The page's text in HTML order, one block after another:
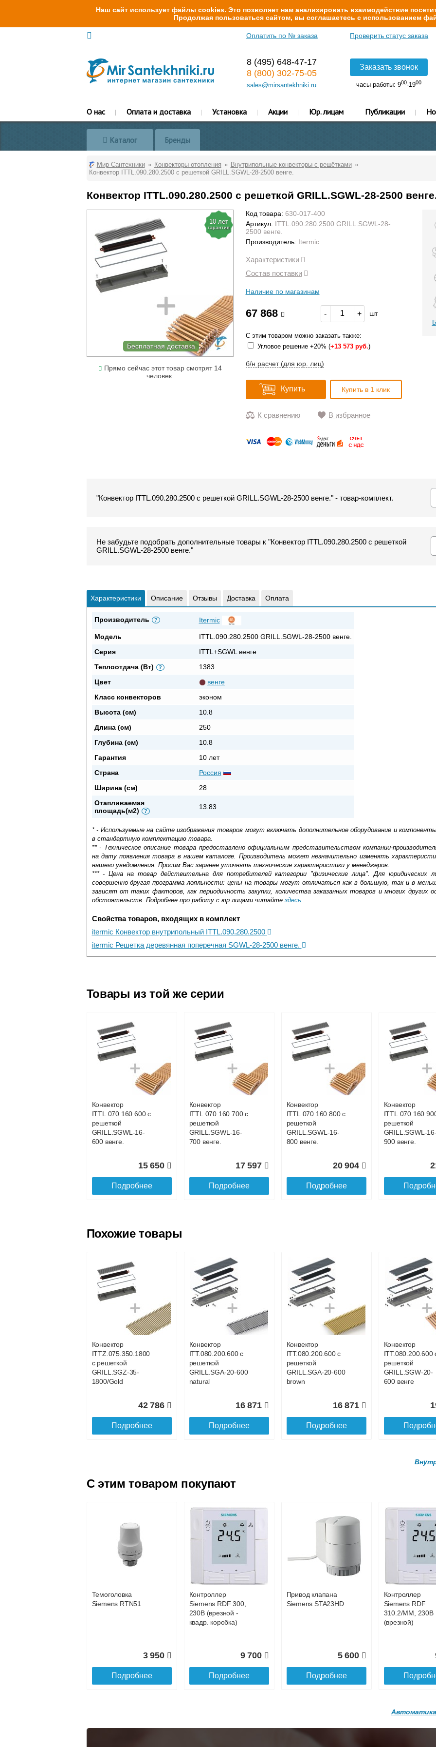
Наш сайт использует файлы cookies. Это позволяет нам анализировать взаимодействие
Продолжая пользоваться сайтом, вы соглашаетесь с использованием
Оплатить по № заказа Проверить статус заказа
8 (495) 648-47-17
8 (800) 302-75-05
sales@mirsantekhniki.ru
Заказать звонок
часы работы: 900-1900
О нас Оплата и доставка Установка Акции Юр. лицам Публикации
Каталог Бренды
Мир Сантехники Конвекторы отопления
Внутрипольные конвекторы с решётками
Конвектор ITTL.090.280.2500 с решеткой GRILL.SGWL-28-2500 венге.
Конвектор ITTL.090.280.2500 с решеткой GRILL.SGWL-28-2500
10 лет
гарантия
Бесплатная доставка
Прямо сейчас этот товар смотрят 14
человек.
Код товара: 630-017-400
Артикул: ITTL.090.280.2500 GRILL.SGWL-28-
2500 венге.
Производитель: Itermic
Характеристики
Состав поставки
Наличие по магазинам
67 868 - + шт
С этим товаром можно заказать также:
Угловое решение +20% (+13 573 руб.)
б/н расчет (для юр. лиц)
Купить Купить в 1 клик
К сравнению В избранное
"Конвектор ITTL.090.280.2500 с решеткой GRILL.SGWL-28-2500 венге." - товар-комплект.
Не забудьте подобрать дополнительные товары к "Конвектор ITTL.090.280.2500 с решеткой
GRILL.SGWL-28-2500 венге."
Характеристики Описание Отзывы Доставка Оплата
Производитель ? Itermic
Модель
ITTL.090.280.2500 GRILL.SGWL-28-2500 венге.
Серия
ITTL+SGWL венге
Теплоотдача (Вт)
?
1383
Цвет
венге
Класс конвекторов
эконом
Высота (см)
10.8
Длина (см)
250
Глубина (см)
10.8
Гарантия
10 лет
Страна
Россия
Ширина (см)
28
Отапливаемая
площадь(м2)
?
13.83
* - Используемые на сайте изображения товаров могут включать дополнительное оборудование и
в стандартную комплектацию товара.
** - Техническое описание товара предоставлено официальным представительством компании-
на дату появления товара в нашем каталоге. Производитель может незначительно изменять
нашего уведомления. Просим Вас заранее уточнять технические характеристики у менеджеров.
*** - Цена на товар действительна для потребителей категории "физические лица". Для юридических
совершенно другая программа лояльности: цены на товары могут отличаться как в большую, так и в
зависят от таких факторов, как периодичность закупки, количества заказанных товаров и многих других
обстоятельств. Подробнее про работу с юр.лицами читайте здесь
Свойства товаров, входящих в комплект
itermic Конвектор внутрипольный ITTL.090.280.2500
itermic Решетка деревянная поперечная SGWL-28-2500 венге.
Доставка сантехники по Москве и Московской области
Подъем на этаж.
до подъезда
услуга платная
возможность
Доставка в регионы России.
Возможные способы оплаты:
Интернет-деньгами (Yandex-деньги, Web-money, Qiwi-кошельки и другие).
Безналичный расчёт (возможно и с НДС)
Товары из той же серии
Конвектор
ITTL.070.160.600 с
решеткой
GRILL.SGWL-16-
600 венге.
15 650
Подробнее
Конвектор
ITTL.070.160.700 с
решеткой
GRILL.SGWL-16-
700 венге.
17 597
Подробнее
Конвектор
ITTL.070.160.800 с
решеткой
GRILL.SGWL-16-
800 венге.
20 904
Подробнее
Конвектор
решеткой
GRILL.SGWL-16-
900 венге.
Конвектор
ITTL.070.160.1100
GRILL.SGWL-16-
25 101
Подробнее
Конвектор
ITTL.070.160.1200
GRILL.SGWL-16-
27 026
Подробнее
Конвектор
ITTL.070.160.1300
GRILL.SGWL-16-
29 122
Конвектор
GRILL.SGWL-
1600 венге.
34 891
Конвектор
с решеткой
GRILL.SGWL-16-
1700 венге.
36 818
Подробнее
GRILL.SGWL-16-
38 752
Подробнее
с решеткой
GRILL.SGWL-16-
1900 венге.
Похожие товары
Конвектор
ITTZ.075.350.1800
с решеткой
GRILL.SGZ-35-
1800/Gold
42 786
Подробнее
Конвектор
ITT.080.200.600 с
решеткой
GRILL.SGA-20-600
natural
16 871
Подробнее
Конвектор
ITT.080.200.600 с
решеткой
GRILL.SGA-20-600
brown
16 871
Подробнее
Конвектор
ITT.080.200.600
решеткой
GRILL.SGW-20-
600 венге
Конвектор
ITT.080.200.1200 с
решеткой
GRILL.SGA-20-
Конвектор
решеткой
GRILL.SGA-20-600
Подробнее
ITT.080.200.1200 с
решеткой
GRILL.SGA-20-
28 142
Конвектор
решеткой
GRILL.SGW-20-
1200 венге
Конвектор
Конвектор
Конвектор
ITT.080.200.1200 с
Конвектор
C этим товаром покупают
Темоголовка
Siemens RTN51
3 950
Подробнее
Контроллер
Siemens RDF 300,
230В (врезной -
квадр. коробка)
9 700
Подробнее
Привод клапана
Siemens STA23HD
5 600
Подробнее
Контроллер
Siemens RDF
310.2/MM, 230В
(врезной)